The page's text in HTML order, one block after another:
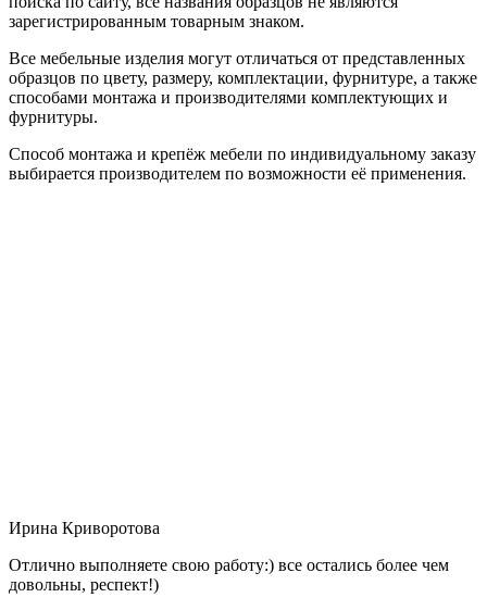
зарегистрированным товарным знаком.
Все мебельные изделия могут отличаться от представленных
образцов по цвету, размеру, комплектации, фурнитуре, а также
способами монтажа и производителями комплектующих и
фурнитуры.
Способ монтажа и крепёж мебели по индивидуальному заказу
выбирается производителем по возможности её применения.
Ирина Криворотова
Отлично выполняете свою работу:) все остались более чем
довольны, респект!)